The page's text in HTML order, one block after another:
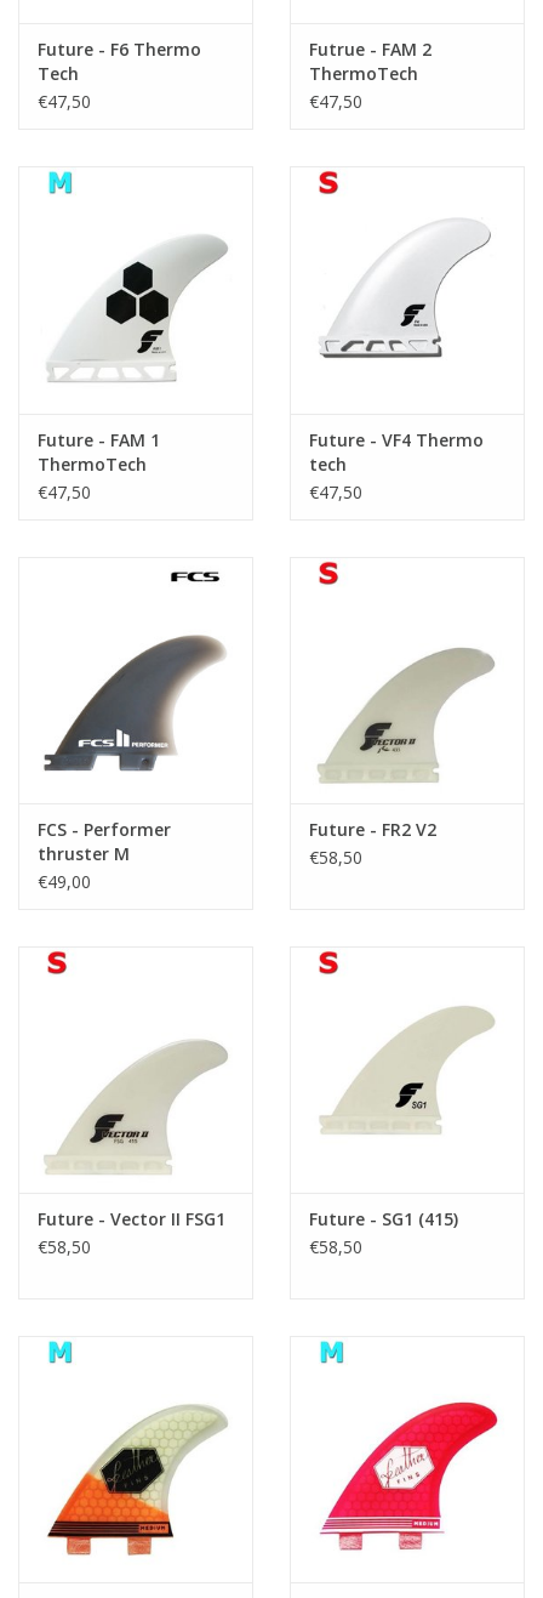
Future - F6 Thermo
Tech
€47,50
Futrue - FAM 2
ThermoTech
€47,50
Future - FAM 1
ThermoTech
€47,50
Future - VF4 Thermo
tech
€47,50
FCS - Performer
thruster M
€49,00
Future - FR2 V2
€58,50
Future - Vector II FSG1
€58,50
Future - SG1 (415)
€58,50